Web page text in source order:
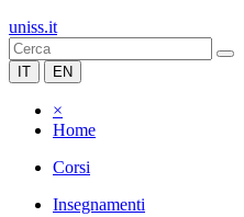
uniss.it
IT EN
×
Home
Corsi
Insegnamenti